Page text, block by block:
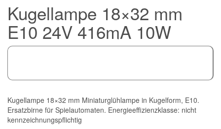
Kugellampe 18×32 mm
E10 24V 416mA 10W
Kugellampe 18×32 mm Miniaturglühlampe in Kugelform, E10.
Ersatzbirne für Spielautomaten. Energieeffizienzklasse: nicht
kennzeichnungspflichtig